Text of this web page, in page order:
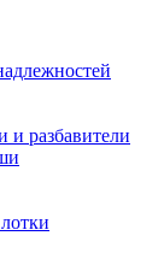
разбавители